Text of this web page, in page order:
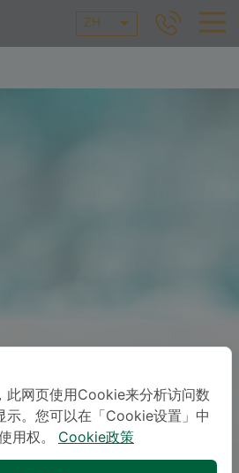
ZH
此网页使用Cookie来分析访问数
示。您可以在「Cookie设置」中
用权。
Cookie政策